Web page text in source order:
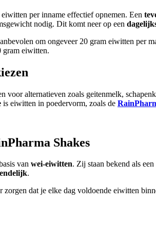
per inname effectief opnemen. Een
nodig. Dit komt neer op een
om ongeveer 20 gram eiwitten per
gram eiwitten.
voor alternatieven zoals geitenmelk,
is eiwitten in poedervorm, zoals de
Shakes
van wei-eiwitten. Zij staan bekend als
.
zorgen dat je elke dag voldoende eiwitten